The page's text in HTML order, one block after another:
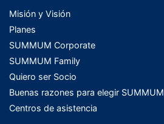
Misión y Visión
Planes
SUMMUM Corporate
SUMMUM Family
Quiero ser Socio
Buenas razones para elegir SUMMUM
Centros de asistencia